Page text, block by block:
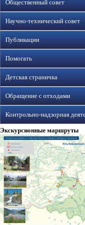
Общественный совет
Научно-технический совет
Публикации
Помогать
Детская страничка
Обращение с отходами
Контрольно-надзорная
Экскурсионные маршруты